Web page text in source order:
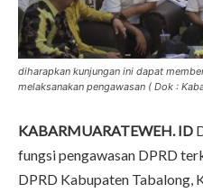
diharapkan kunjungan ini dapat
melaksanakan pengawasan ( Dok :
KABARMUARATEWEH. ID
fungsi pengawasan DPRD
DPRD Kabupaten Tabalong,